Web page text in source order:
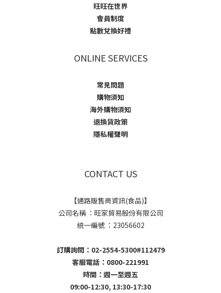
旺旺在世界
會員制度
點數兌換好禮
ONLINE SERVICES
常見問題
購物須知
海外購物須知
退換貨政策
隱私權聲明
CONTACT US
【通路販售商資訊(食品)】
公司名稱 ：旺家貿易股份有限公司
統一編號 ：23056602
訂購詢問：02-2554-5300#112479
客服電話：0800-221991
時間：週一至週五
09:00-12:30, 13:30-17:30